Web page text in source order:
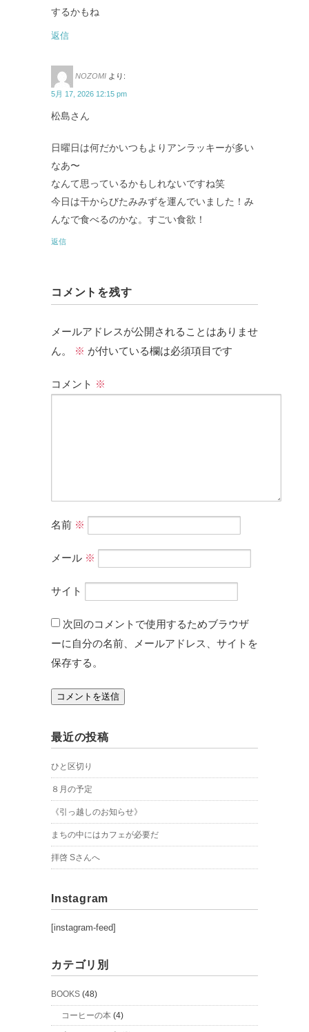
するかもね
返信
NOZOMI より:
5月 17, 2026 12:15 pm
松島さん
日曜日は何だかいつもよりアンラッキーが多い
なあ〜
なんて思っているかもしれないですね笑
今日は干からびたみみずを運んでいました！み
んなで食べるのかな。すごい食欲！
返信
コメントを残す
メールアドレスが公開されることはありませ
ん。
※ が付いている欄は必須項目です
コメント ※
名前 ※
メール ※
サイト
次回のコメントで使用するためブラウザ
ーに自分の名前、メールアドレス、サイトを
保存する。
最近の投稿
ひと区切り
８月の予定
《引っ越しのお知らせ》
まちの中にはカフェが必要だ
拝啓 Sさんへ
Instagram
[instagram-feed]
カテゴリ別
BOOKS (48)
コーヒーの本 (4)